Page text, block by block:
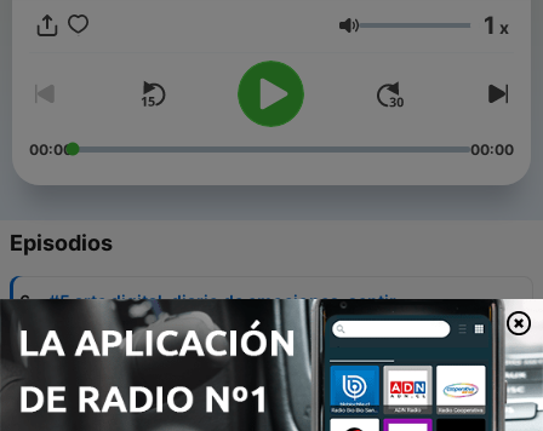
Volumen 1 x
00:00 00:00
Episodios
6 - #5 arte digital, diario de emociones, sentir
intensamente y diseño de modas
06 jun. 2020
5 - #4 dirección de arte, una bióloga frustrada y
paradas cortometraje